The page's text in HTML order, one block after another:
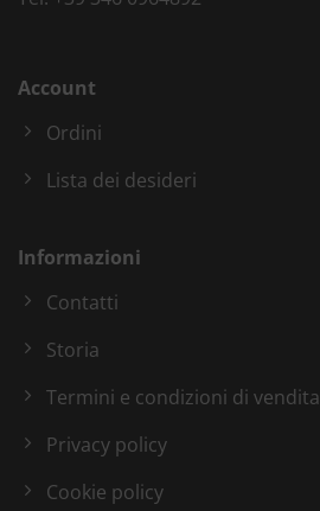
Account
Ordini
Lista dei desideri
Informazioni
Contatti
Storia
Termini e condizioni di vendita
Privacy policy
Cookie policy